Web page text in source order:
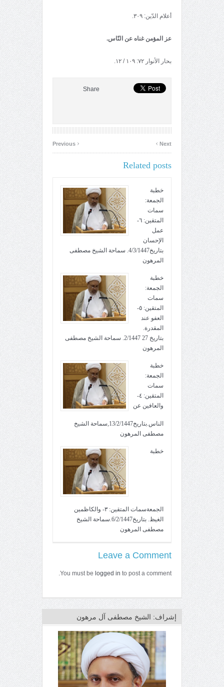
أعلام الدّین: ۳۰۹.
عز المؤمن غناه عن النّاس.
بحار الأنوار ۷۲: ۱۰۹ / ۱۲.
Share
‹ Next
›
Related posts
خطبة
الجمعة:
سمات
المتقين: ٦-
عمل
الإحسان
بتاريخ4/3/1447. سماحة الشيخ مصطفى
المرهون
خطبة
الجمعة:
سمات
المتقين: ٥-
العفو عند
المقدرة.
بتاريخ 27 2/1447. سماحة الشيخ مصطفى
المرهون
خطبة
الجمعة:
سمات
المتقين: ٤-
والعافين عن
الناس.بتاريخ13/2/1447,سماحة الشيخ
مصطفى المرهون
خطبة
الجمعةسمات المتقين: ٣- والكاظمين
الغيظ. بتاريخ6/2/1447.سماحة الشيخ
مصطفى المرهون
Leave a Comment
You must be logged in to post a comment.
إشراف: الشيخ مصطفى آل مرهون